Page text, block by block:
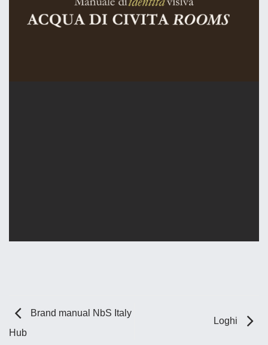
Brand manual NbS Italy
Hub
Loghi